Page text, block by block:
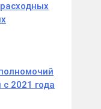
2021 года